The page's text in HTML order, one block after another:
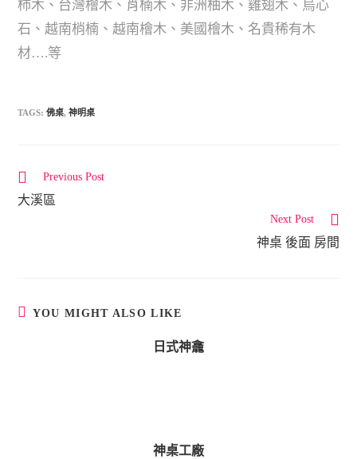
柿木、台灣檜木、肖楠木、非洲柚木、雞翅木、烏心
石、越南梢楠、越南檜木、美國檜木、名貴稀有木
材….等
TAGS:佛桌, 神明桌
C
o
u
Previous Post
大溪區
Next Post
神桌 後面 房間
YOU MIGHT ALSO LIKE
日式神龕
神桌工廠